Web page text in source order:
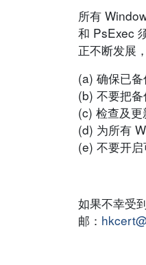
所有
和 PsExec
正不断发展
(a) 确保已
(b) 不要把
(c) 检查及更
(d) 为所有
(e) 不要开启
如果不幸受
邮：